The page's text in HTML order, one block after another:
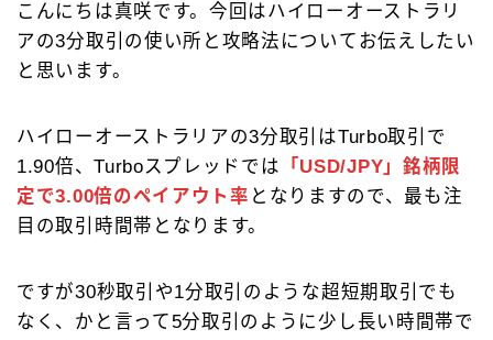
お問合せ
こんにちは真咲です。今回はハイローオーストラリ
アの3分取引の使い所と攻略法についてお伝えしたい
と思います。
ハイローオーストラリアの3分取引はTurbo取引で
1.90倍、Turboスプレッドでは 「USD/JPY」銘柄限
定で3.00倍のペイアウト率 となりますので、最も注
目の取引時間帯となります。
ですが30秒取引や1分取引のような超短期取引でも
なく、かと言って5分取引のように少し長い時間帯で